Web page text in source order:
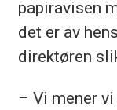
papiravisen
det er av
direktøren
– Vi mener